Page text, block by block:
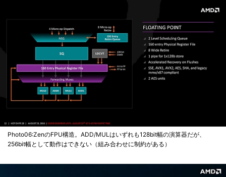
Photo06:ZenのFPU構造。ADD/MULはいずれも128bit幅の演算器だが、
256bit幅として動作はできない（組み合わせに制約がある）